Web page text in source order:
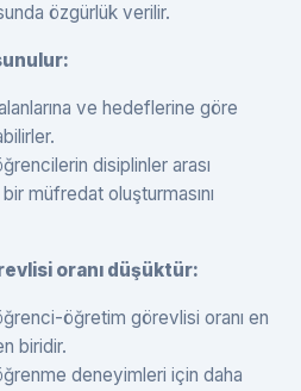
özgürlük verilir.
ve hedeflerine göre
disiplinler arası
müfredat oluşturmasını
oranı düşüktür:
öğretim görevlisi oranı en
biridir.
deneyimleri için daha